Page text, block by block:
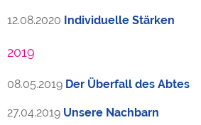
12.08.2020 Individuelle Stärken
2019
08.05.2019 Der Überfall des Abtes
27.04.2019 Unsere Nachbarn